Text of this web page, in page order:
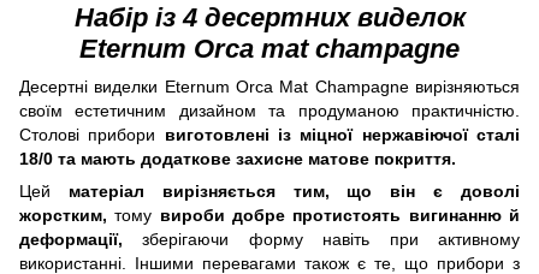
Набір із 4 десертних виделок
Eternum Orca mat champagne
Десертні виделки Eternum Orca Mat Champagne вирізняються
своїм естетичним дизайном та продуманою практичністю.
Столові прибори виготовлені із міцної нержавіючої сталі
18/0 та мають додаткове захисне матове покриття.
Цей матеріал вирізняється тим, що він є доволі
жорстким, тому вироби добре протистоять вигинанню й
деформації, зберігаючи форму навіть при активному
використанні. Іншими перевагами також є те, що прибори з